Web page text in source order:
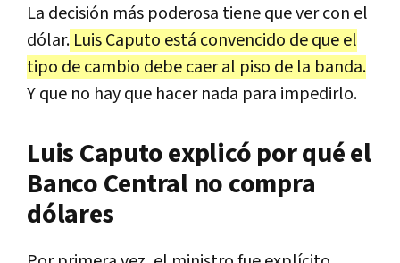
La decisión más poderosa tiene que ver con el
dólar. Luis Caputo está convencido de que el
tipo de cambio debe caer al piso de la banda.
Y que no hay que hacer nada para impedirlo.
Luis Caputo explicó por qué el
Banco Central no compra
dólares